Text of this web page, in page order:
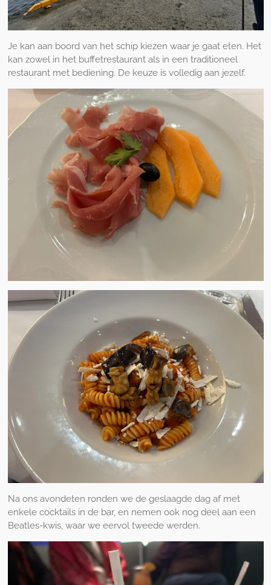
Je kan aan boord van het schip kiezen waar je gaat eten. Het
kan zowel in het buffetrestaurant als in een traditioneel
restaurant met bediening. De keuze is volledig aan jezelf.
Na ons avondeten ronden we de geslaagde dag af met
enkele cocktails in de bar, en nemen ook nog deel aan een
Beatles-kwis, waar we eervol tweede werden.